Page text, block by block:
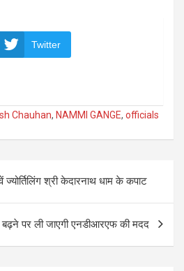
Twitter
Chauhan, NAMMI GANGE, officials
ज्योर्तिलिंग श्री केदारनाथ धाम के कपाट
पर ली जाएगी एनडीआरएफ की मदद